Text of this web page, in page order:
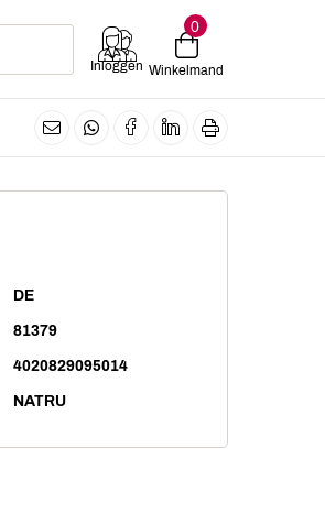
Inloggen
0
Winkelmand
DE
81379
4020829095014
NATRU